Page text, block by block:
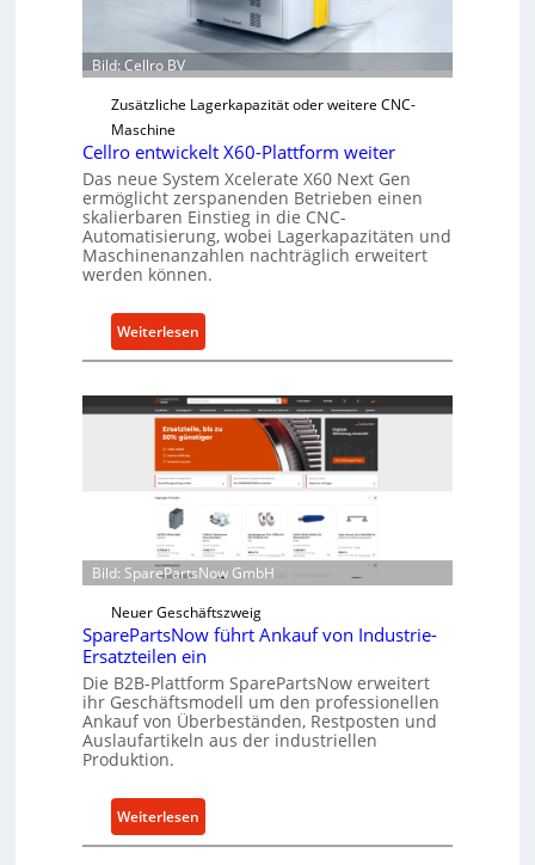
Bild: Cellro BV
Zusätzliche Lagerkapazität oder weitere CNC-
Maschine
Cellro entwickelt X60-Plattform weiter
Das neue System Xcelerate X60 Next Gen
ermöglicht zerspanenden Betrieben einen
skalierbaren Einstieg in die CNC-
Automatisierung, wobei Lagerkapazitäten und
Maschinenanzahlen nachträglich erweitert
werden können.
Weiterlesen
C
l
l
n
t
w
i
c
k
e
l
t
0
-
Bild: SparePartsNow GmbH
Neuer Geschäftszweig
SparePartsNow führt Ankauf von Industrie-
Ersatzteilen ein
Die B2B-Plattform SparePartsNow erweitert
ihr Geschäftsmodell um den professionellen
Ankauf von Überbeständen, Restposten und
Auslaufartikeln aus der industriellen
Produktion.
Weiterlesen
S